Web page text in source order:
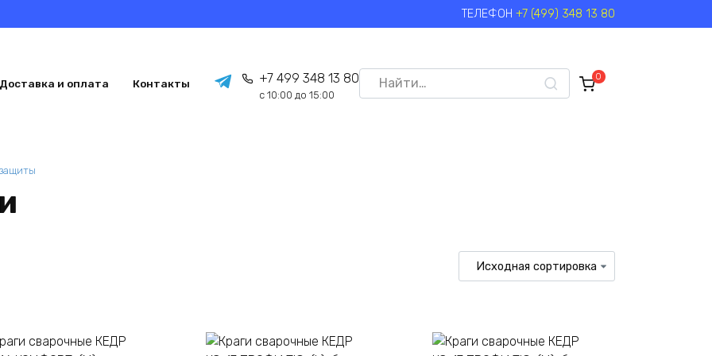
ТЕЛЕФОН +7 (499) 348 13 80
Доставка и оплата Контакты +7 499 348 13 80
с 10:00 до 15:00
Search
for:
0